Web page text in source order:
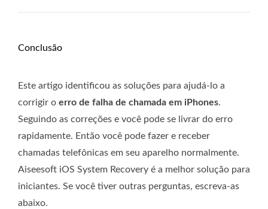
Conclusão
Este artigo identificou as soluções para ajudá-lo a
corrigir o erro de falha de chamada em iPhones.
Seguindo as correções e você pode se livrar do erro
rapidamente. Então você pode fazer e receber
chamadas telefônicas em seu aparelho normalmente.
Aiseesoft iOS System Recovery é a melhor solução para
iniciantes. Se você tiver outras perguntas, escreva-as
abaixo.